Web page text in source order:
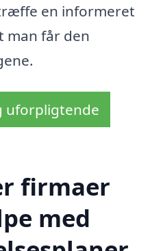
en informeret
man får den
uforpligtende
firmaer
med